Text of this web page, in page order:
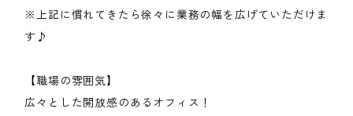
※上記に慣れてきたら徐々に業務の幅を広げていただけま
す♪
【職場の雰囲気】
広々とした開放感のあるオフィス！